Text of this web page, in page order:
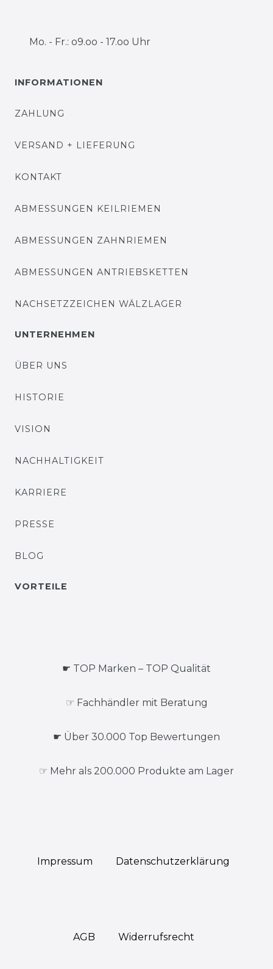
Mo. - Fr.: o9.oo - 17.oo Uhr
INFORMATIONEN
ZAHLUNG
VERSAND + LIEFERUNG
KONTAKT
ABMESSUNGEN KEILRIEMEN
ABMESSUNGEN ZAHNRIEMEN
ABMESSUNGEN ANTRIEBSKETTEN
NACHSETZZEICHEN WÄLZLAGER
UNTERNEHMEN
ÜBER UNS
HISTORIE
VISION
NACHHALTIGKEIT
KARRIERE
PRESSE
BLOG
VORTEILE
☛ TOP Marken – TOP Qualität
☞ Fachhändler mit Beratung
☛ Über 30.000 Top Bewertungen
☞ Mehr als 200.000 Produkte am Lager
Impressum Daten­schutz­erklärung
AGB Widerrufs­recht